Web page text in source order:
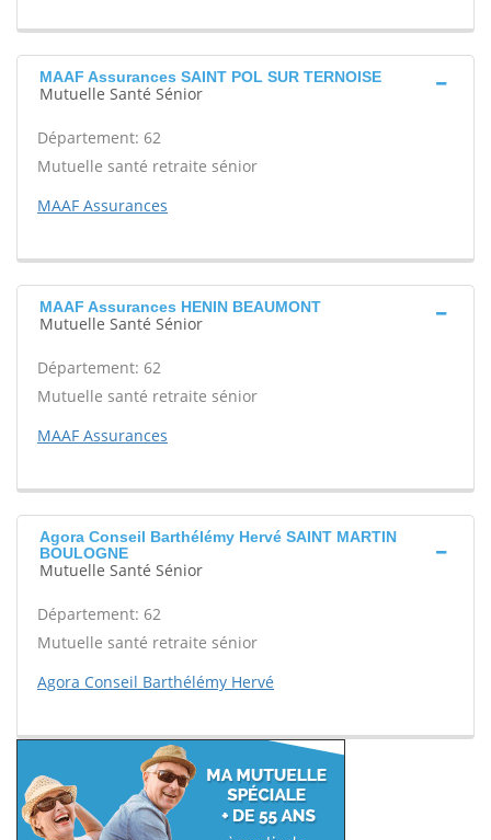
MAAF Assurances SAINT POL SUR TERNOISE
Mutuelle Santé Sénior
Département: 62
Mutuelle santé retraite sénior
MAAF Assurances
MAAF Assurances HENIN BEAUMONT
Mutuelle Santé Sénior
Département: 62
Mutuelle santé retraite sénior
MAAF Assurances
Agora Conseil Barthélémy Hervé SAINT MARTIN
BOULOGNE
Mutuelle Santé Sénior
Département: 62
Mutuelle santé retraite sénior
Agora Conseil Barthélémy Hervé